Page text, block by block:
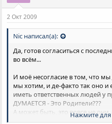
2 Окт 2009
Nic написал(а):
Да, готов согласиться с
во всём...
И моё несогласие в том, что
мы хотим, и де-факто так оно и
иметь ответственных людей у
ДУМАЕТСЯ - Это Родители???
А может быть, это вовсе не
Нажмите для